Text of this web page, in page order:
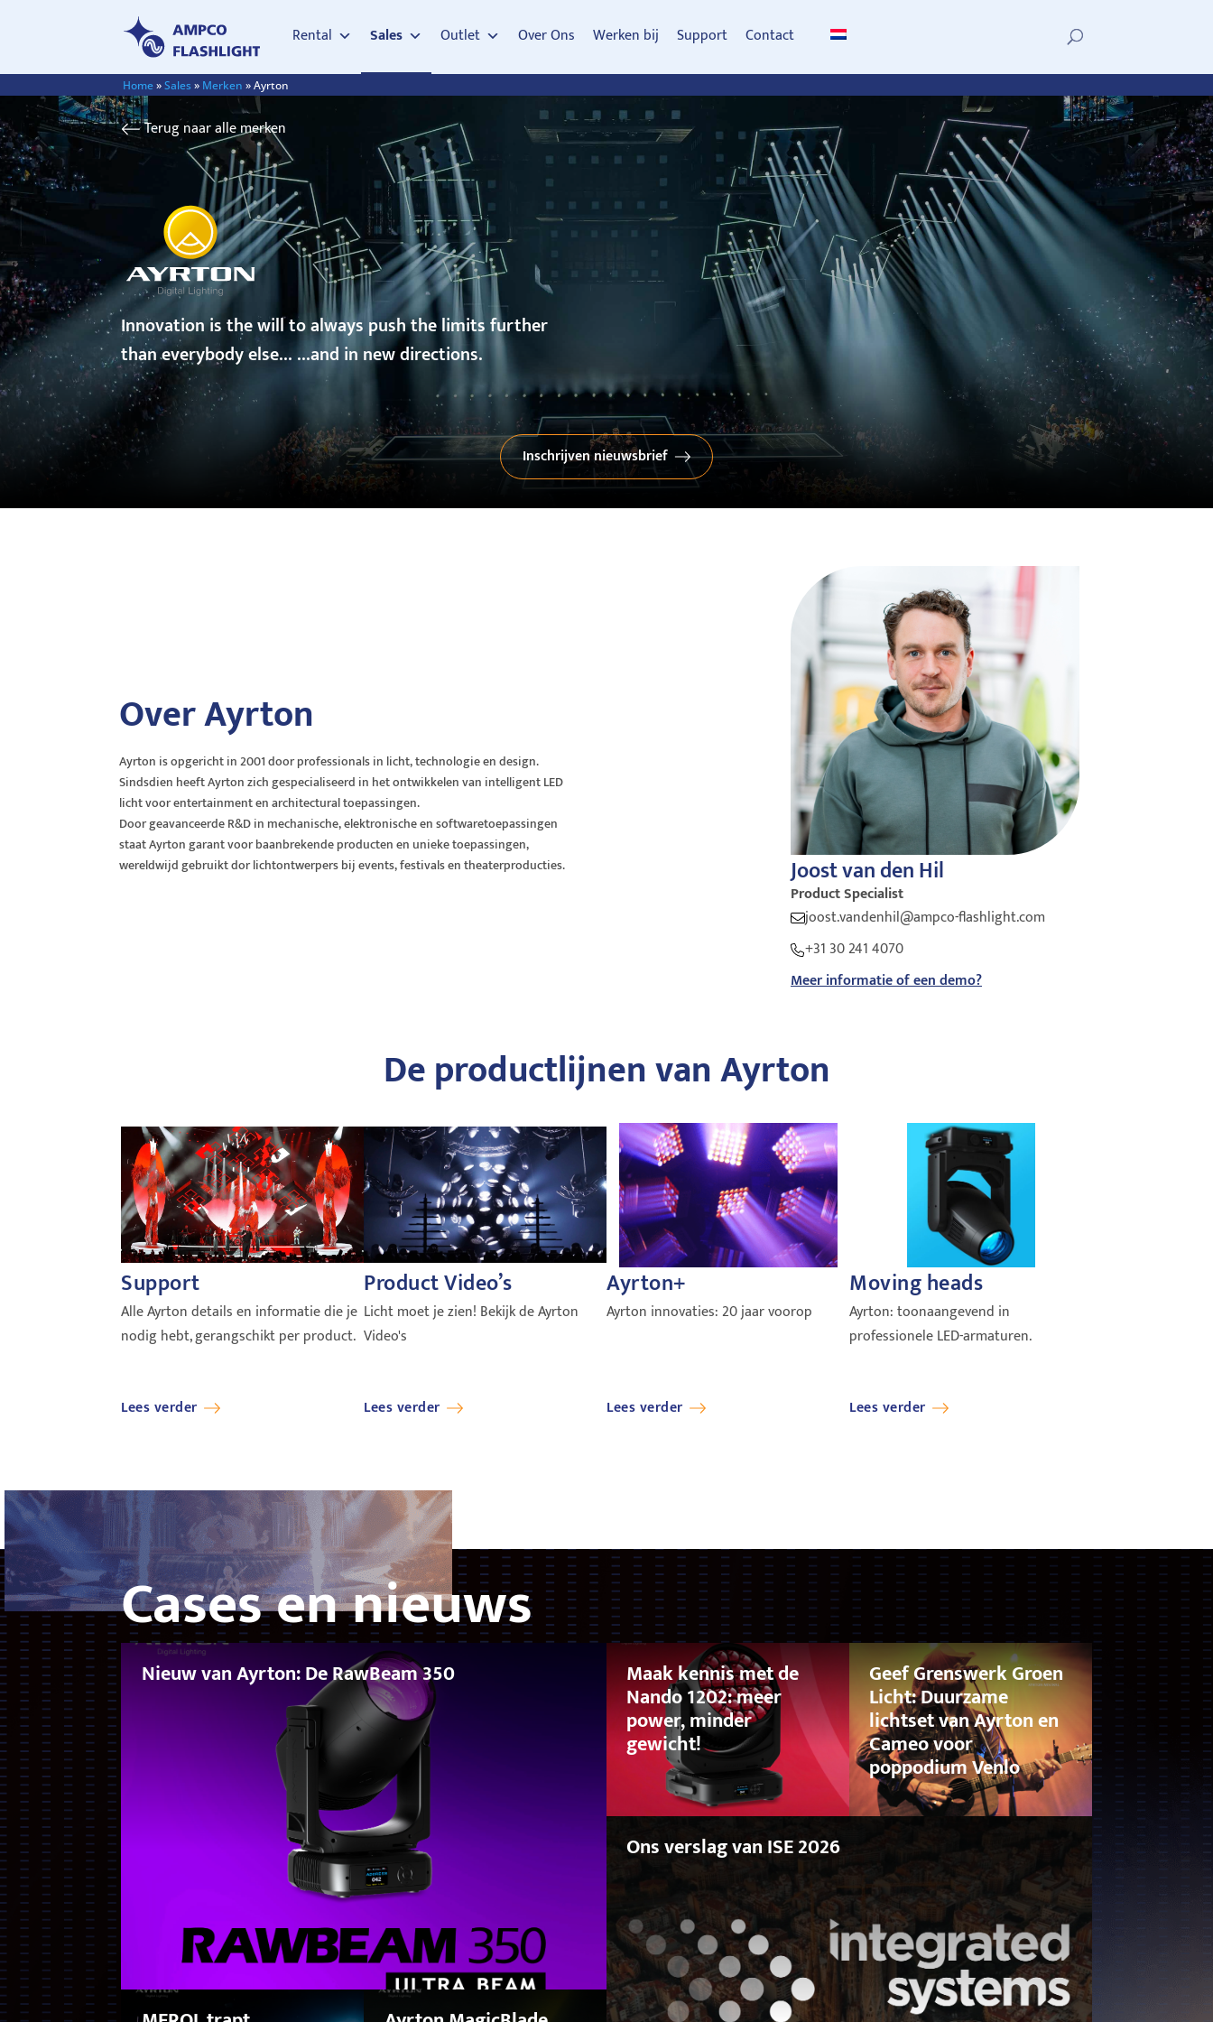
Rental Sales Outlet Over Ons Werken bij Support Contact
Home»Sales» Merken »Ayrton
Terug naar alle merken
Innovation is the will to always push the limits further
than everybody else… ...and in new directions.
Inschrijven nieuwsbrief
Over Ayrton
Ayrton is opgericht in 2001 door professionals in licht, technologie en design.
Sindsdien heeft Ayrton zich gespecialiseerd in het ontwikkelen van intelligent LED
licht voor entertainment en architectural toepassingen.
Door geavanceerde R&D in mechanische, elektronische en softwaretoepassingen
staat Ayrton garant voor baanbrekende producten en unieke toepassingen,
wereldwijd gebruikt dor lichtontwerpers bij events, festivals en theaterproducties.
Joost van den Hil
Product Specialist
joost.vandenhil@ampco-flashlight.com
+31 30 241 4070
Meer informatie of een demo?
De productlijnen van Ayrton
Support
Alle Ayrton details en informatie die je
nodig hebt, gerangschikt per product.
Lees verder
Product Video’s
Licht moet je zien! Bekijk de Ayrton
Video's
Lees verder
Ayrton+
Ayrton innovaties: 20 jaar voorop
Lees verder
Moving heads
Ayrton: toonaangevend in
professionele LED-armaturen.
Lees verder
Cases en nieuws
Nieuw van Ayrton: De RawBeam 350 Maak kennis met de
Nando 1202: meer
power, minder
gewicht!
Geef Grenswerk Groen
Licht: Duurzame
lichtset van Ayrton en
Cameo voor
poppodium Venlo
Ons verslag van ISE 2026